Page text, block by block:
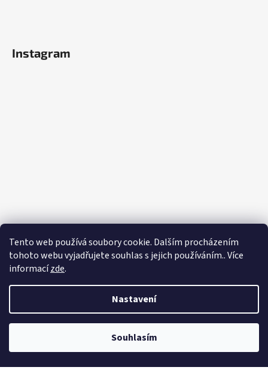
Tento web používá soubory cookie. Dalším procházením
tohoto webu vyjadřujete souhlas s jejich používáním.. Více
informacízde.
Nastavení
Souhlasím
Kč
Instagram
Vytvořil Shoptet
Copyright 2026Eshop - Rystol technology s.r.o.. Všechna práva
vyhrazena.